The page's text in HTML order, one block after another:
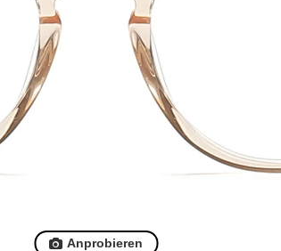
Anprobieren